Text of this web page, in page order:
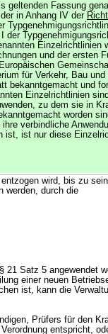
geltenden Fassung
in Anhang IV der
der
Einzelrichtlinien
und der ersten
für Verkehr, Bau
bekanntgemacht und
Einzelrichtlinien
zu dem sie in
worden
verbindliche
ist, ist nur diese
wird, bis zu
werden, durch die
21 Satz 5 angewendet
einer neuen
ist, kann die
Prüfers für den
entspricht,